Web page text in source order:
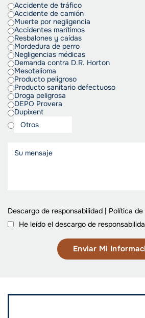
Accidente de tráfico
Accidente de camión
Muerte por negligencia
Accidentes marítimos
Resbalones y caídas
Mordedura de perro
Negligencias médicas
Demanda contra D.R. Horton
Mesotelioma
Producto peligroso
Producto sanitario defectuoso
Droga peligrosa
DEPO Provera
Dupixent
Descargo de responsabilidad | Política
He leído el descargo de